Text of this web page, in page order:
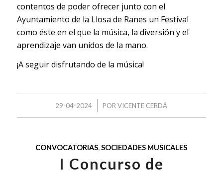
contentos de poder ofrecer junto con el
Ayuntamiento de la Llosa de Ranes un Festival
como éste en el que la música, la diversión y el
aprendizaje van unidos de la mano.
¡A seguir disfrutando de la música!
29-04-2024
/ PORVICENTE CERDÁ
CONVOCATORIAS,SOCIEDADES MUSICALES
I Concurso de